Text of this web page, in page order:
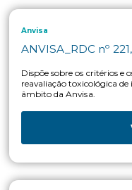
Estabelece
produtos
como desfolhantes,
crescimento
Mapa